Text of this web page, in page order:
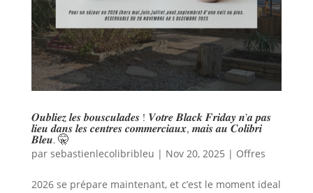
𝑶𝒖𝒃𝒍𝒊𝒆𝒛 𝒍𝒆𝒔 𝒃𝒐𝒖𝒔𝒄𝒖𝒍𝒂𝒅𝒆𝒔 ! 𝑽𝒐𝒕𝒓𝒆 𝑩𝒍𝒂𝒄𝒌 𝑭𝒓𝒊𝒅𝒂𝒚 𝒏’𝒂 𝒑𝒂𝒔
𝒍𝒊𝒆𝒖 𝒅𝒂𝒏𝒔 𝒍𝒆𝒔 𝒄𝒆𝒏𝒕𝒓𝒆𝒔 𝒄𝒐𝒎𝒎𝒆𝒓𝒄𝒊𝒂𝒖𝒙, 𝒎𝒂𝒊𝒔 𝒂𝒖 𝑪𝒐𝒍𝒊𝒃𝒓𝒊
𝑩𝒍𝒆𝒖. 🤫
par sebastienlecolibribleu | Nov 20, 2025 | Offres
2026 se prépare maintenant, et c’est le moment ideal